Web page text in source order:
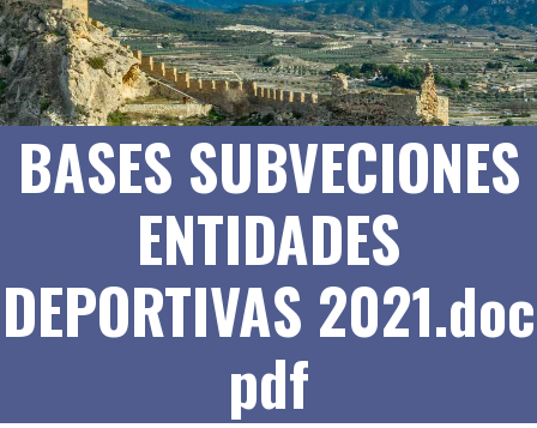
BASES SUBVECIONES
ENTIDADES
DEPORTIVAS 2021.doc
pdf